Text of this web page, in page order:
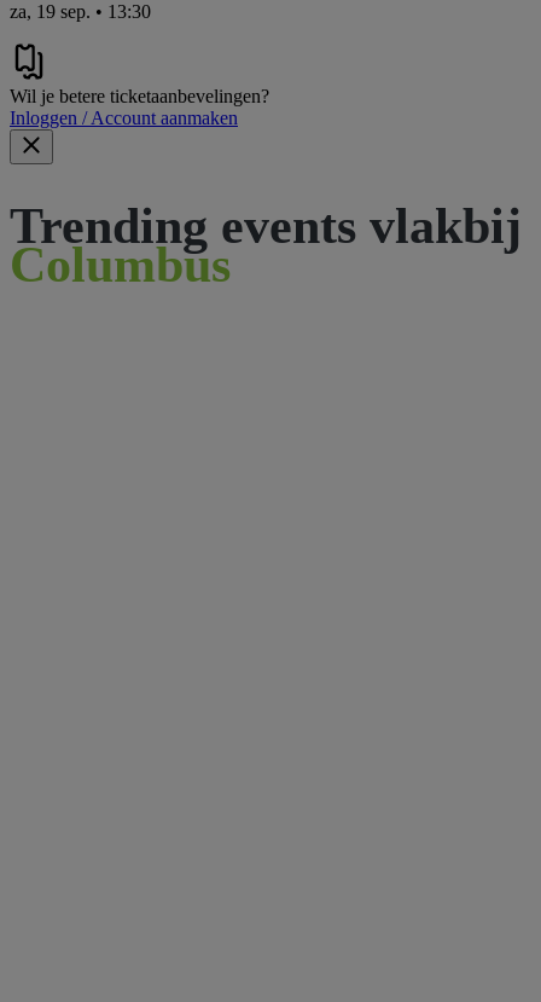
za, 19 sep. • 13:30
Wil je betere ticketaanbevelingen?
Inloggen / Account aanmaken
Trending events vlakbij
Columbus